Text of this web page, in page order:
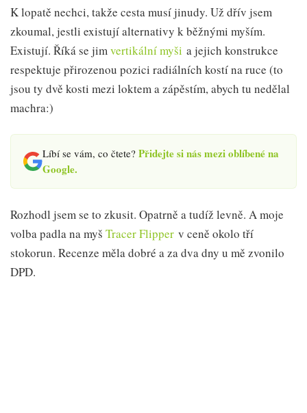
K lopatě nechci, takže cesta musí jinudy. Už dřív jsem
zkoumal, jestli existují alternativy k běžnými myším.
Existují. Říká se jimvertikální myši a jejich konstrukce
respektuje přirozenou pozici radiálních kostí na ruce (to
jsou ty dvě kosti mezi loktem a zápěstím, abych tu nedělal
machra:)
Líbí se vám, co čtete? Přidejte si nás mezi oblíbené na
Google.
Rozhodl jsem se to zkusit. Opatrně a tudíž levně. A moje
volba padla na myš Tracer Flipper v ceně okolo tří
stokorun. Recenze měla dobré a za dva dny u mě zvonilo
DPD.